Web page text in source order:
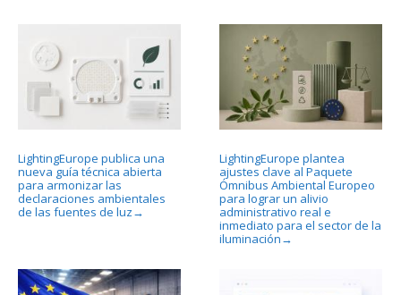
LightingEurope publica una
nueva guía técnica abierta
para armonizar las
declaraciones ambientales
de las fuentes de luz →
LightingEurope plantea
ajustes clave al Paquete
Ómnibus Ambiental Europeo
para lograr un alivio
administrativo real e
inmediato para el sector de la
iluminación →